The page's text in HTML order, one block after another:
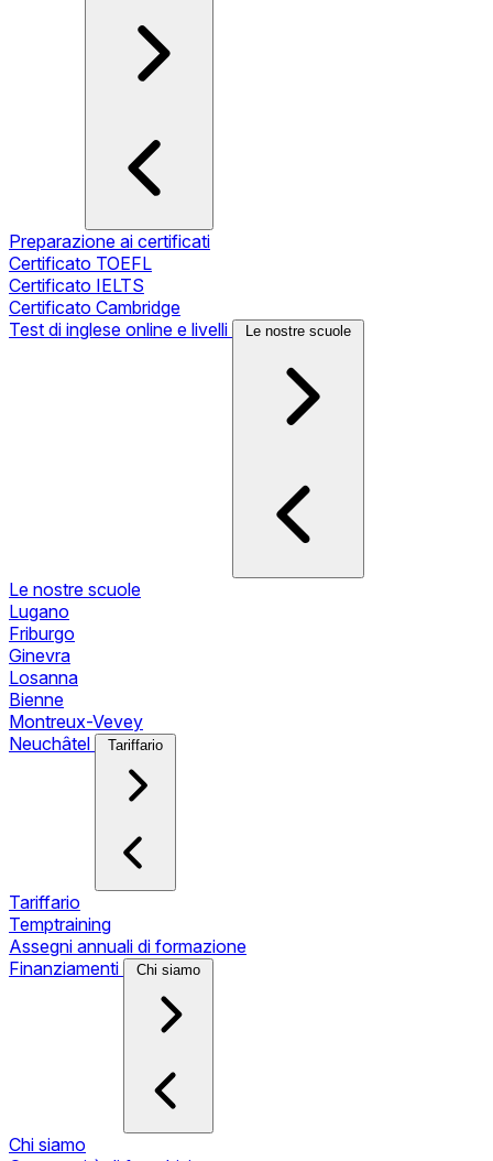
Preparazione ai certificati
Certificato TOEFL
Certificato IELTS
Certificato Cambridge
Test di inglese online e livelli
Le nostre scuole
Le nostre scuole
Lugano
Friburgo
Ginevra
Losanna
Bienne
Montreux-Vevey
Neuchâtel
Tariffario
Tariffario
Temptraining
Assegni annuali di formazione
Finanziamenti
Chi siamo
Chi siamo